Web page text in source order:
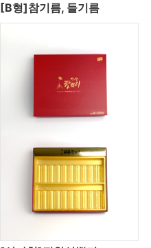
[B형]참기름, 들기름